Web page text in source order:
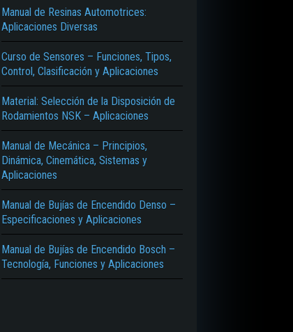
Manual de Resinas Automotrices:
Aplicaciones Diversas
Curso de Sensores – Funciones, Tipos,
Control, Clasificación y Aplicaciones
Material: Selección de la Disposición de
Rodamientos NSK – Aplicaciones
Manual de Mecánica – Principios,
Dinámica, Cinemática, Sistemas y
Aplicaciones
Manual de Bujías de Encendido Denso –
Especificaciones y Aplicaciones
Manual de Bujías de Encendido Bosch –
Tecnología, Funciones y Aplicaciones